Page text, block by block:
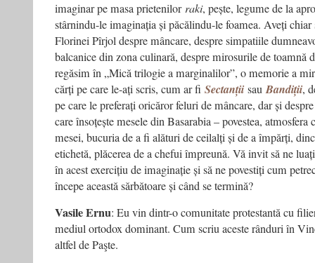
imaginar pe masa prietenilor raki, pește, legume de la
stârnindu-le imaginația și păcălindu-le foamea. Aveți
Florinei Pîrjol despre mâncare, despre simpatiile
balcanice din zona culinară, despre mirosurile de toamnă
regăsim în „Mică trilogie a marginalilor”, o memorie a
cărți pe care le-ați scris, cum ar fi Sectanții sauBandiții,
pe care le preferați oricăror feluri de mâncare, dar și
care însoțește mesele din Basarabia – povestea, atmosfera
mesei, bucuria de a fi alături de ceilalți și de a împărți,
etichetă, plăcerea de a chefui împreună. Vă invit să ne
în acest exercițiu de imaginație și să ne povestiți cum
începe această sărbătoare și când se termină?
Vasile Ernu: Eu vin dintr-o comunitate protestantă cu
mediul ortodox dominant. Cum scriu aceste rânduri în
altfel de Paşte.